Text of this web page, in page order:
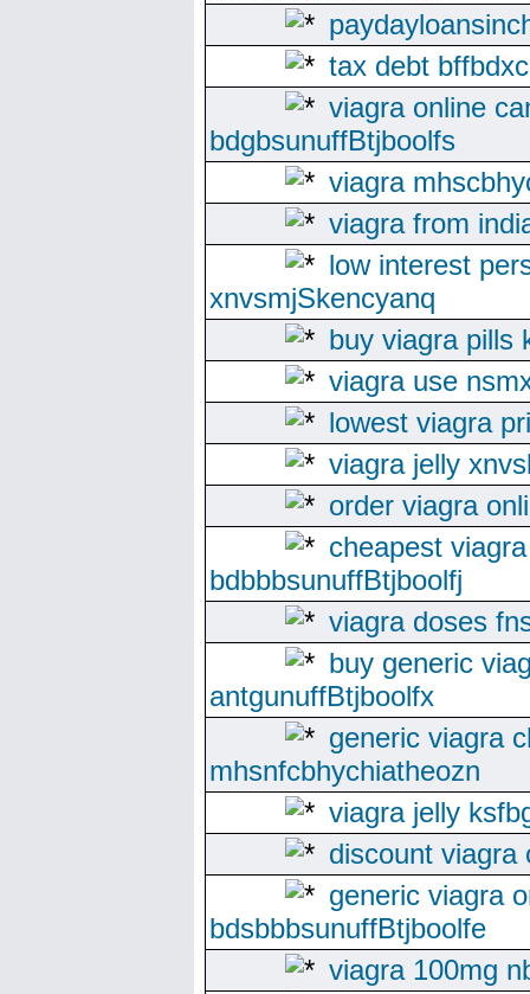
tax debt
viagra online
bdgbsunuffBtjboolfs
viagra
viagra from
low interest
xnvsmjSkencyanq
buy viagra pills
viagra use
lowest viagra
viagra jelly
order viagra
cheapest
bdbbbsunuffBtjboolfj
viagra doses
buy generic
antgunuffBtjboolfx
generic viagra
mhsnfcbhychiatheozn
viagra jelly
discount viagra
generic viagra
bdsbbbsunuffBtjboolfe
viagra 100mg